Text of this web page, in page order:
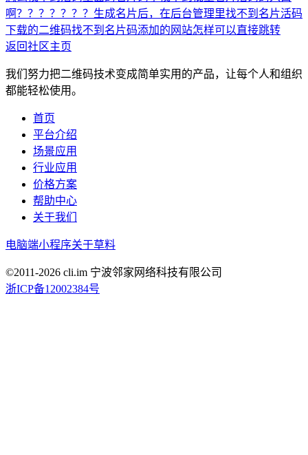
啊？？？？？？？ 生成名片后，在后台管理里找不到名片活码
下载的二维码找不到 名片码添加的网站怎样可以直接跳转
返回社区主页
我们努力把二维码技术变成简单实用的产品，让每个人和组织
都能轻松使用。
首页
平台介绍
场景应用
行业应用
价格方案
帮助中心
关于我们
电脑端小程序关于草料
©2011-2026 cli.im 宁波邻家网络科技有限公司
浙ICP备12002384号